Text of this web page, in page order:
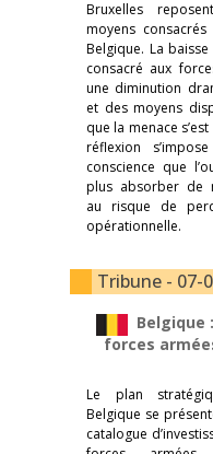
Bruxelles
moyens
Belgique. La
consacré aux
une diminution
et des moyens
que la menace
réflexion
conscience que
plus absorber de
au risque de
opérationnelle.
Tribune - 07-
Belgique
forces
Le plan
Belgique se
catalogue